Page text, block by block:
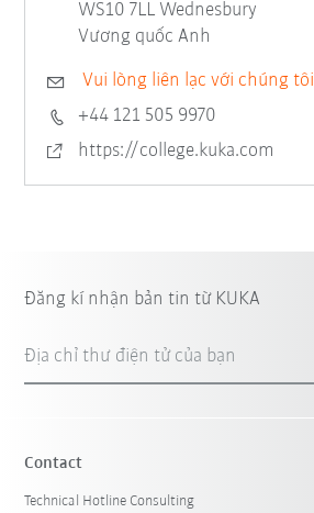
WS10 7LL Wednesbury
Vương quốc Anh
Vui lòng liên lạc với chúng tôi
+44 121 505 9970
https://college.kuka.com
Đăng kí nhận bản tin từ KUKA
Địa chỉ thư điện tử của bạn
Contact
Technical Hotline Consulting